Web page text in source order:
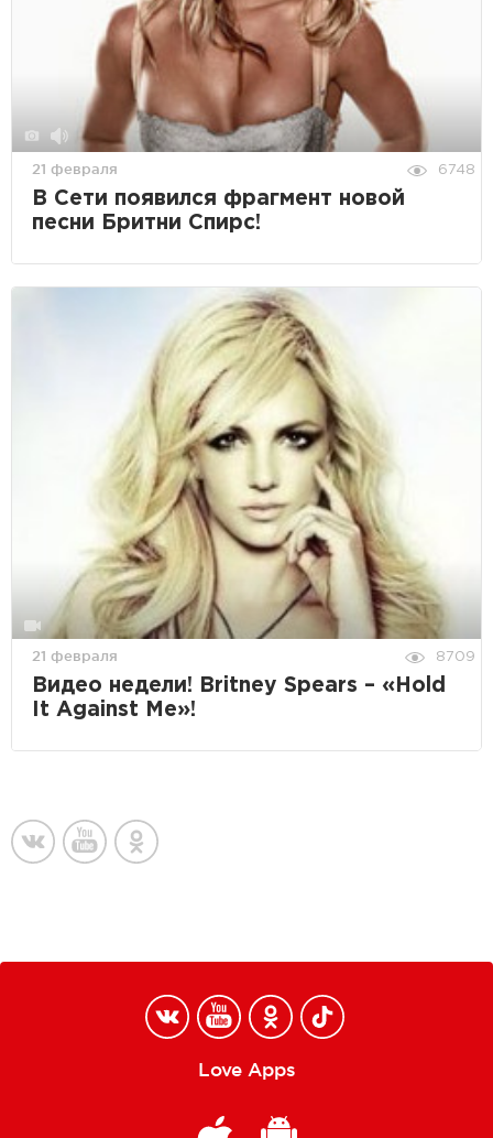
21 февраля 6748
В Сети появился фрагмент новой
песни Бритни Спирс!
21 февраля 8709
Видео недели! Britney Spears – «Hold
It Against Me»!
Love Apps